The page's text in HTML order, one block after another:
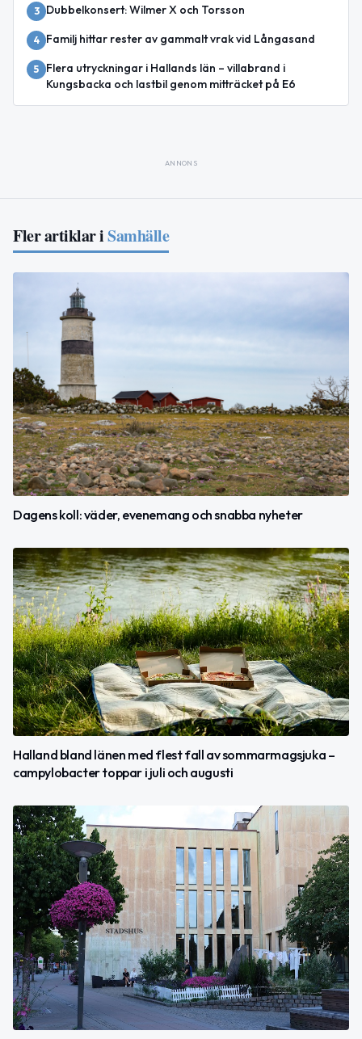
3 Dubbelkonsert: Wilmer X och Torsson
4 Familj hittar rester av gammalt vrak vid Långasand
5
Flera utryckningar i Hallands län – villabrand i
Kungsbacka och lastbil genom mitträcket på E6
ANNONS
Fler artiklar iSamhälle
Dagens koll: väder, evenemang och snabba nyheter
Halland bland länen med flest fall av sommarmagsjuka –
campylobacter toppar i juli och augusti